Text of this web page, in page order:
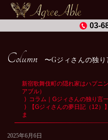
03-
Column Gジィさんの独り
新宿歌舞伎町の隠れ家はハプニ
アブル）
コラム｜Gジィさんの独り言
【Gジィさんの夢日記（12
ま
2025年6月6日